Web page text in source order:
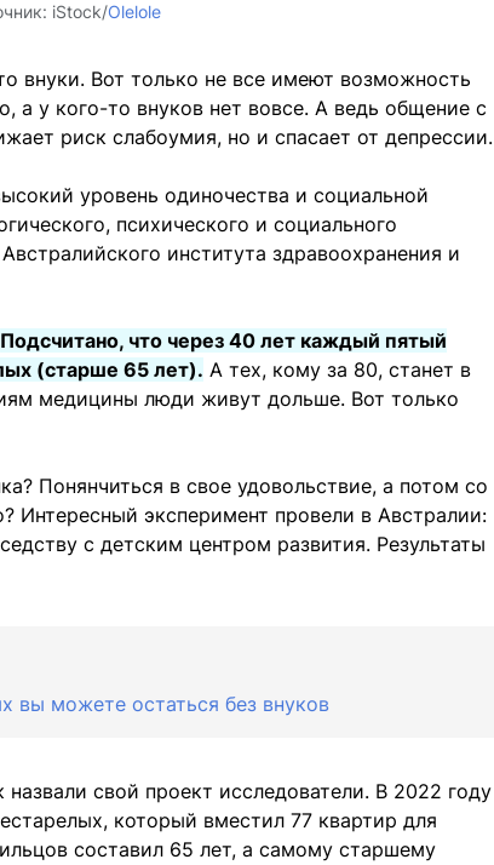
iStock/Olelole
внуки. Вот только не все имеют возможность
а у кого-то внуков нет вовсе. А ведь общение с
риск слабоумия, но и спасает от депрессии.
уровень одиночества и социальной
психического и социального
института здравоохранения и
Подсчитано, что через 40 лет каждый пятый
(старше 65 лет). А тех, кому за 80, станет в
медицины люди живут дольше. Вот только
Понянчиться в свое удовольствие, а потом со
Интересный эксперимент провели в Австралии:
с детским центром развития. Результаты
вы можете остаться без внуков
свой проект исследователи. В 2022 году
который вместил 77 квартир для
составил 65 лет, а самому старшему